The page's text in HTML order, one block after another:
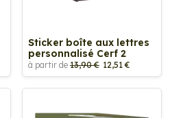
Sticker boîte aux lettres
personnalisé Cerf 2
à partir de 13,90 € 12,51 €